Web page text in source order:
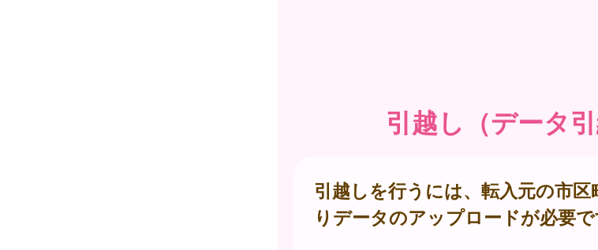
引越し（データ引
引越しを行うには、転入元の市区
りデータのアップロードが必要